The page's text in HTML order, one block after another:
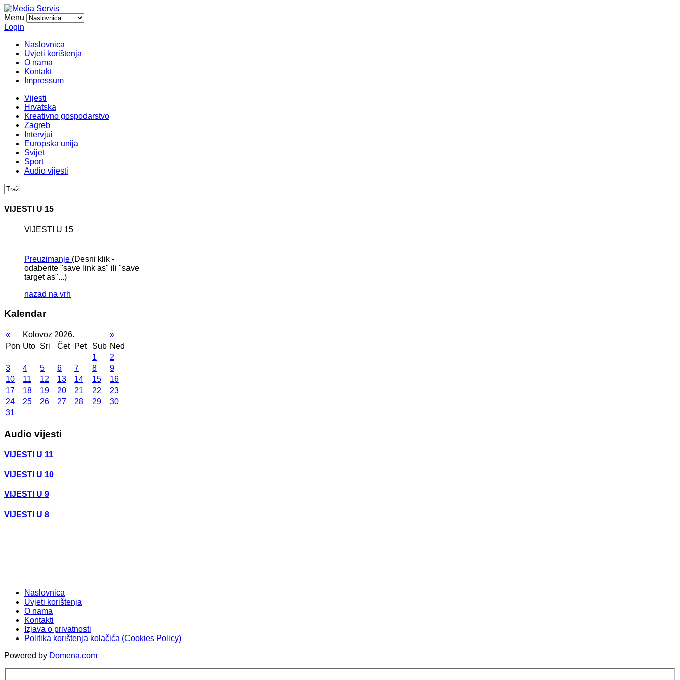
Menu
Login
Naslovnica
Uvjeti korištenja
O nama
Kontakt
Impressum
Vijesti
Hrvatska
Kreativno gospodarstvo
Zagreb
Intervjui
Europska unija
Svijet
Sport
Audio vijesti
VIJESTI U 15
VIJESTI U 15
Preuzimanje (Desni klik -
odaberite "save link as" ili "save
target as"...)
nazad na vrh
Kalendar
« Kolovoz 2026.
»
Pon Uto Sri Čet Pet Sub Ned
1
2
3
4 5 6 7 8
9
10
11 12 13 14 15
16
17
18 19 20 21 22
23
24
25 26 27 28 29
30
31
Audio vijesti
VIJESTI U 11
VIJESTI U 10
VIJESTI U 9
VIJESTI U 8
Naslovnica
Uvjeti korištenja
O nama
Kontakti
Izjava o privatnosti
Politika korištenja kolačića (Cookies Policy)
Powered by Domena.com